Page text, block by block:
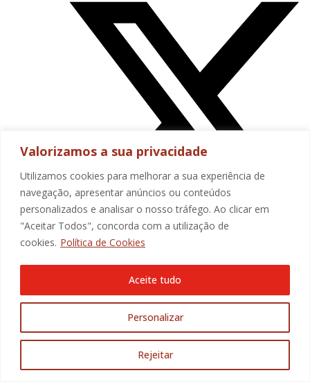
Valorizamos a sua privacidade
Utilizamos cookies para melhorar a sua experiência de
navegação, apresentar anúncios ou conteúdos
personalizados e analisar o nosso tráfego. Ao clicar em
"Aceitar Todos", concorda com a utilização de
cookies. Política de Cookies
Personalizar
Rejeitar
Aceite tudo